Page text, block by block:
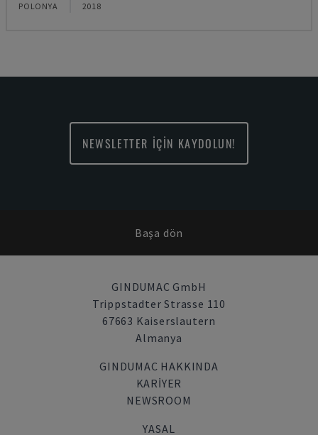
POLONYA 2018
NEWSLETTER İÇİN KAYDOLUN!
Başa dön
GINDUMAC GmbH
Trippstadter Strasse 110
67663 Kaiserslautern
Almanya
GINDUMAC HAKKINDA
KARIYER
NEWSROOM
YASAL